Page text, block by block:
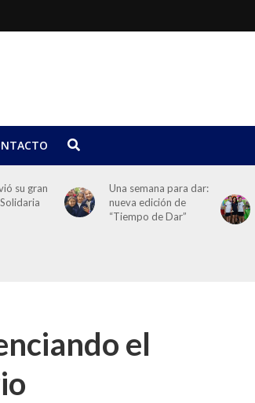
su gran
Una semana para dar:
nueva edición de
“Tiempo de Dar”
el